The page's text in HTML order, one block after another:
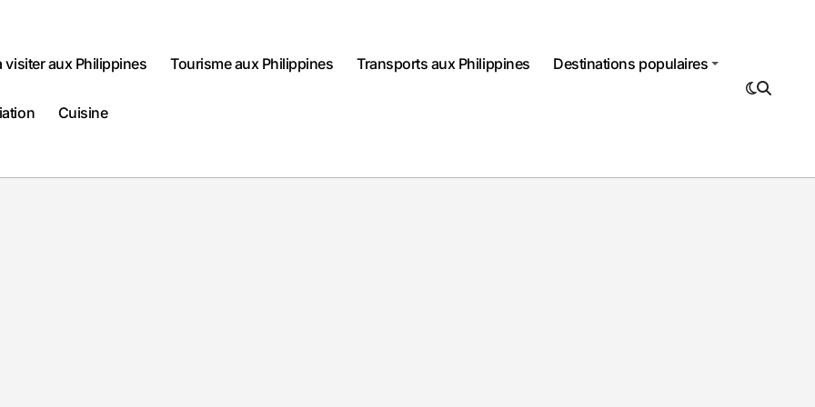
visiter aux Philippines
Tourisme aux Philippines Transports aux Philippines Destinations populaires
Cuisine